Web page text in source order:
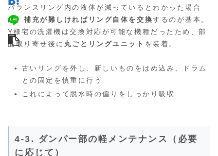
バランスリング内の液体が減っているとわかった場合
は、補充が難しければリング自体を交換するのが基本。
Y様宅の洗濯機は交換対応が可能な機種だったため、部
品取り寄せ後に 丸ごとリングユニット を装着。
古いリングを外し、新しいものをはめ込み、ドラム
との固定を慎重に行う
これによって脱水時の偏りをしっかり吸収
4-3. ダンパー部の軽メンテナンス（必要
に応じて）